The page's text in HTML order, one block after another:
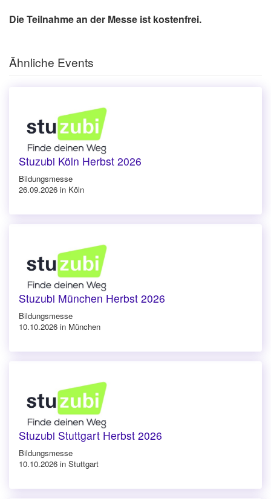
Die Teilnahme an der Messe ist kostenfrei.
Ähnliche Events
Stuzubi Köln Herbst 2026
Bildungsmesse
26.09.2026 in Köln
Stuzubi München Herbst 2026
Bildungsmesse
10.10.2026 in München
Stuzubi Stuttgart Herbst 2026
Bildungsmesse
10.10.2026 in Stuttgart